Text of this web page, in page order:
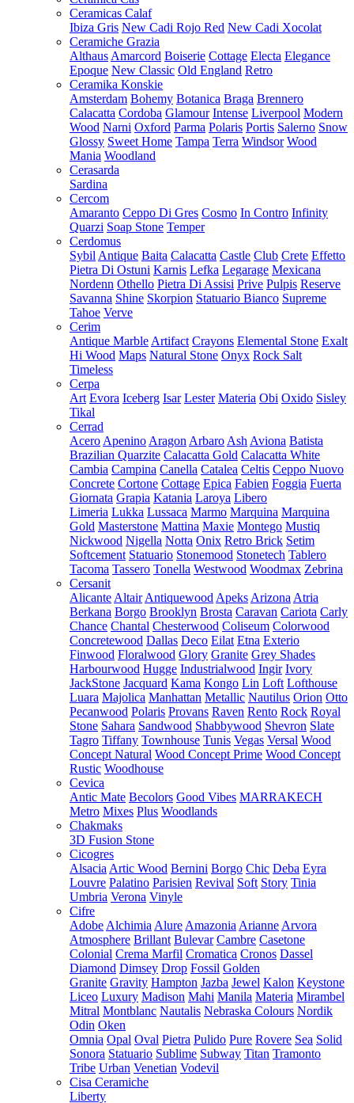
Ceramicas Calaf
Ibiza Gris New Cadi Rojo Red New Cadi Xocolat
Ceramiche Grazia
Althaus Amarcord Boiserie Cottage Electa Elegance
Epoque New Classic Old England Retro
Ceramika Konskie
Amsterdam Bohemy Botanica Braga Brennero
Calacatta Cordoba Glamour Intense Liverpool Modern
Wood Narni Oxford Parma Polaris Portis Salerno Snow
Glossy Sweet Home Tampa Terra Windsor Wood
Mania Woodland
Cerasarda
Sardina
Cercom
Amaranto Ceppo Di Gres Cosmo In Contro Infinity
Quarzi Soap Stone Temper
Cerdomus
Sybil Antique Baita Calacatta Castle Club Crete Effetto
Pietra Di Ostuni Karnis Lefka Legarage Mexicana
Nordenn Othello Pietra Di Assisi Prive Pulpis Reserve
Savanna Shine Skorpion Statuario Bianco Supreme
Tahoe Verve
Cerim
Antique Marble Artifact Crayons Elemental Stone Exalt
Hi Wood Maps Natural Stone Onyx Rock Salt
Timeless
Cerpa
Art Evora Iceberg Isar Lester Materia Obi Oxido Sisley
Tikal
Cerrad
Acero Apenino Aragon Arbaro Ash Aviona Batista
Brazilian Quarzite Calacatta Gold Calacatta White
Cambia Campina Canella Catalea Celtis Ceppo Nuovo
Concrete Cortone Cottage Epica Fabien Foggia Fuerta
Giornata Grapia Katania Laroya Libero
Limeria Lukka Lussaca Marmo Marquina Marquina
Gold Masterstone Mattina Maxie Montego Mustiq
Nickwood Nigella Notta Onix Retro Brick Setim
Softcement Statuario Stonemood Stonetech Tablero
Tacoma Tassero Tonella Westwood Woodmax Zebrina
Cersanit
Alicante Altair Antiquewood Apeks Arizona Atria
Berkana Borgo Brooklyn Brosta Caravan Cariota Carly
Chance Chantal Chesterwood Coliseum Colorwood
Concretewood Dallas Deco Eilat Etna Exterio
Finwood Floralwood Glory Granite Grey Shades
Harbourwood Hugge Industrialwood Ingir Ivory
JackStone Jacquard Kama Kongo Lin Loft Lofthouse
Luara Majolica Manhattan Metallic Nautilus Orion Otto
Pecanwood Polaris Provans Raven Rento Rock Royal
Stone Sahara Sandwood Shabbywood Shevron Slate
Tagro Tiffany Townhouse Tunis Vegas Versal Wood
Concept Natural Wood Concept Prime Wood Concept
Rustic Woodhouse
Cevica
Antic Mate Becolors Good Vibes MARRAKECH
Metro Mixes Plus Woodlands
Chakmaks
3D Fusion Stone
Cicogres
Alsacia Artic Wood Bernini Borgo Chic Deba Eyra
Louvre Palatino Parisien Revival Soft Story Tinia
Umbria Verona Vinyle
Cifre
Adobe Alchimia Alure Amazonia Arianne Arvora
Atmosphere Brillant Bulevar Cambre Casetone
Colonial Crema Marfil Cromatica Cronos Dassel
Diamond Dimsey Drop Fossil Golden
Granite Gravity Hampton Jazba Jewel Kalon Keystone
Liceo Luxury Madison Mahi Manila Materia Mirambel
Mitral Montblanc Nautalis Nebraska Colours Nordik
Odin Oken
Omnia Opal Oval Pietra Pulido Pure Rovere Sea Solid
Sonora Statuario Sublime Subway Titan Tramonto
Tribe Urban Venetian Vodevil
Cisa Ceramiche
Liberty